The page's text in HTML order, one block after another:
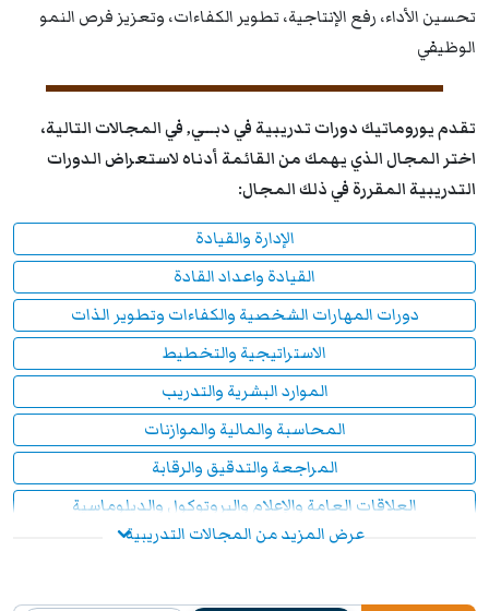
تحسين الأداء، رفع الإنتاجية، تطوير الكفاءات، وتعزيز فرص النمو
الوظيفي
تقدم يوروماتيك دورات تدريبية فيدبــي,في المجالات التالية،
اختر المجال الذي يهمك من القائمة أدناه لاستعراض الدورات
التدريبية المقررة في ذلك المجال:
الإدارة والقيادة
القيادة واعداد القادة
دورات المهارات الشخصية والكفاءات وتطوير الذات
الاستراتيجية والتخطيط
الموارد البشرية والتدريب
المحاسبة والمالية والموازنات
المراجعة والتدقيق والرقابة
العلاقات العامة والإعلام والبروتوكول والدبلوماسية
دورات تدريبية في الحوكمة والامتثال
عرض المزيد من المجالات التدريبية